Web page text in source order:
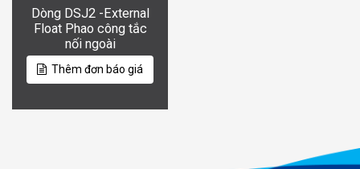
Dòng DSJ2 -External
Float Phao công tắc
nối ngoài
Thêm đơn báo giá